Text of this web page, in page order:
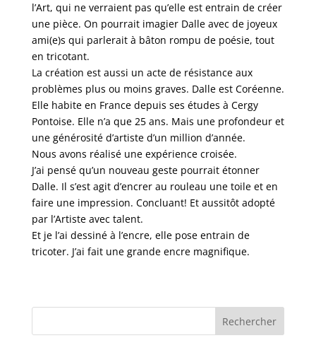
l’Art, qui ne verraient pas qu’elle est entrain de créer
une pièce. On pourrait imagier Dalle avec de joyeux
ami(e)s qui parlerait à bâton rompu de poésie, tout
en tricotant.
La création est aussi un acte de résistance aux
problèmes plus ou moins graves. Dalle est Coréenne.
Elle habite en France depuis ses études à Cergy
Pontoise. Elle n’a que 25 ans. Mais une profondeur et
une générosité d’artiste d’un million d’année.
Nous avons réalisé une expérience croisée.
J’ai pensé qu’un nouveau geste pourrait étonner
Dalle. Il s’est agit d’encrer au rouleau une toile et en
faire une impression. Concluant! Et aussitôt adopté
par l’Artiste avec talent.
Et je l’ai dessiné à l’encre, elle pose entrain de
tricoter. J’ai fait une grande encre magnifique.